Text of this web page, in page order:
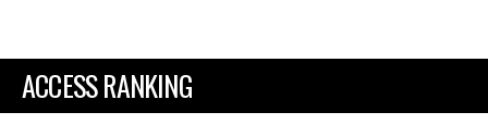
ACCESS RANKING